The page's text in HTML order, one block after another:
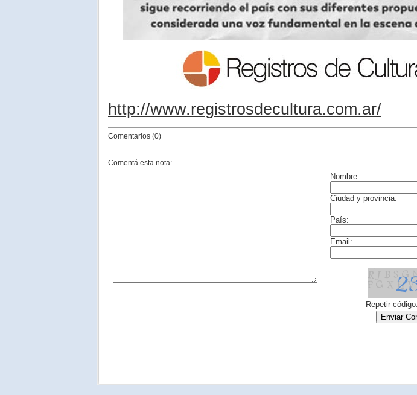
http://www.registrosdecultura.com.ar/
Comentarios (0)
Comentá esta nota: